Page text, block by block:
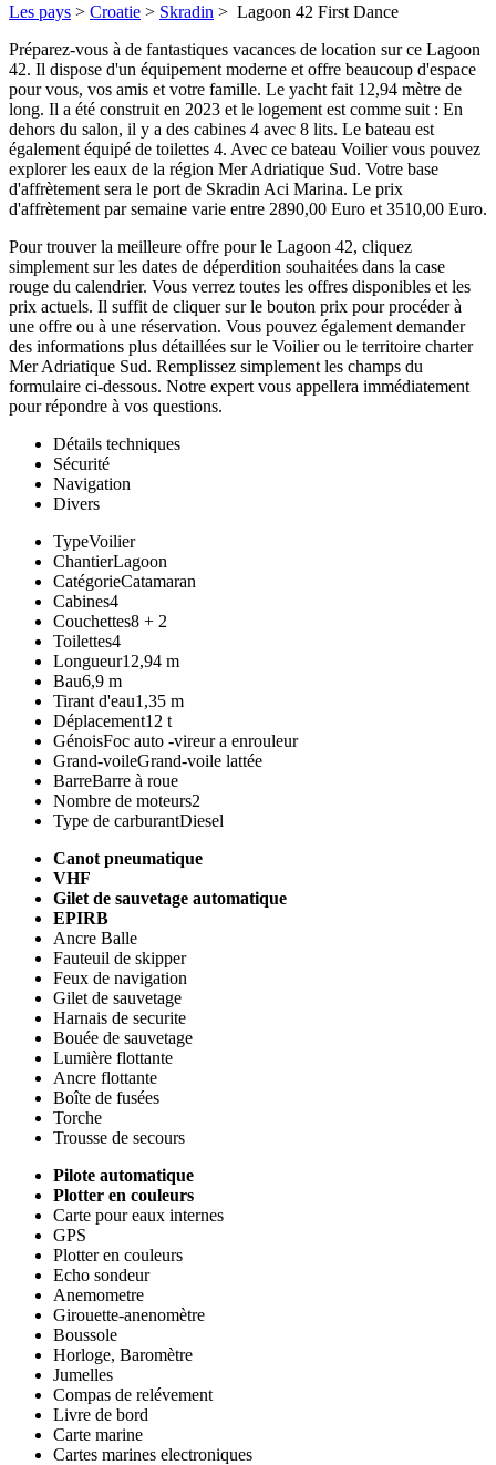
Les pays > Croatie > Skradin > Lagoon 42 First Dance
Préparez-vous à de fantastiques vacances de location sur ce Lagoon
42. Il dispose d'un équipement moderne et offre beaucoup d'espace
pour vous, vos amis et votre famille. Le yacht fait 12,94 mètre de
long. Il a été construit en 2023 et le logement est comme suit : En
dehors du salon, il y a des cabines 4 avec 8 lits. Le bateau est
également équipé de toilettes 4. Avec ce bateau Voilier vous pouvez
explorer les eaux de la région Mer Adriatique Sud. Votre base
d'affrètement sera le port de Skradin Aci Marina. Le prix
d'affrètement par semaine varie entre 2890,00 Euro et 3510,00 Euro.
Pour trouver la meilleure offre pour le Lagoon 42, cliquez
simplement sur les dates de déperdition souhaitées dans la case
rouge du calendrier. Vous verrez toutes les offres disponibles et les
prix actuels. Il suffit de cliquer sur le bouton prix pour procéder à
une offre ou à une réservation. Vous pouvez également demander
des informations plus détaillées sur le Voilier ou le territoire charter
Mer Adriatique Sud. Remplissez simplement les champs du
formulaire ci-dessous. Notre expert vous appellera immédiatement
pour répondre à vos questions.
Détails techniques
Sécurité
Navigation
Divers
TypeVoilier
ChantierLagoon
CatégorieCatamaran
Cabines4
Couchettes8 + 2
Toilettes4
Longueur12,94 m
Bau6,9 m
Tirant d'eau1,35 m
Déplacement12 t
GénoisFoc auto -vireur a enrouleur
Grand-voileGrand-voile lattée
BarreBarre à roue
Nombre de moteurs2
Type de carburantDiesel
Canot pneumatique
VHF
Gilet de sauvetage automatique
EPIRB
Ancre Balle
Fauteuil de skipper
Feux de navigation
Gilet de sauvetage
Harnais de securite
Bouée de sauvetage
Lumière flottante
Ancre flottante
Boîte de fusées
Torche
Trousse de secours
Pilote automatique
Plotter en couleurs
Carte pour eaux internes
GPS
Plotter en couleurs
Echo sondeur
Anemometre
Girouette-anenomètre
Boussole
Horloge, Baromètre
Jumelles
Compas de relévement
Livre de bord
Carte marine
Cartes marines electroniques